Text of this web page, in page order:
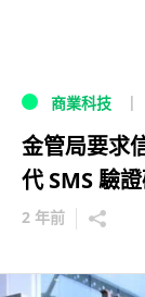
商業科技
金管局要求
代 SMS 驗
2 年前